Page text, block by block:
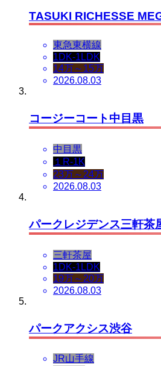
TASUKI RICHESSE
東急東横線
1DK-1LDK
14万～15万
2026.08.03
コージーコート中目黒
中目黒
１R-1K
23万～24万
2026.08.03
パークレジデンス三軒茶
三軒茶屋
1DK-1LDK
19万～20万
2026.08.03
パークアクシス渋谷
JR山手線